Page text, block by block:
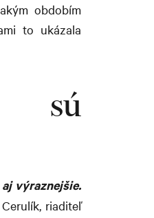
obdobím
to ukázala
sú
výraznejšie.
riaditeľ